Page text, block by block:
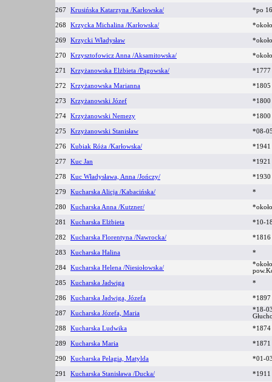
267 Krusińska Katarzyna /Karłowska/ *po
268 Krzycka Michalina /Karłowska/
269 Krzycki Władysław
270 Krzysztofowicz Anna /Aksamitowska/
271 Krzyżanowska Elżbieta /Pągowska/ *1777
272 Krzyżanowska Marianna *1805
273 Krzyżanowski Józef *1800
274 Krzyżanowski Nemezy *1800
275 Krzyżanowski Stanisław *08-
276 Kubiak Róża /Karłowska/ *1941
277 Kuc Jan
278 Kuc Władysława, Anna /Jończy/ *1930
279 Kucharska Alicja /Kabacińska/ *
280 Kucharska Anna /Kutzner/
281 Kucharska Elżbieta *10-
282 Kucharska Florentyna /Nawrocka/ *1816
283 Kucharska Halina *
284 Kucharska Helena /Niesiołowska/
285
Kucharska Jadwiga *
286 Kucharska Jadwiga, Józefa *1897
287 Kucharska Józefa, Maria
*18-
288
Kucharska Ludwika *1874
289 Kucharska Maria *1871
290 Kucharska Pelagia, Matylda *01-
291 Kucharska Stanisława /Ducka/ *1911